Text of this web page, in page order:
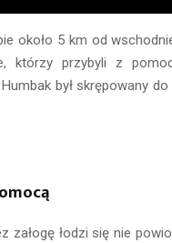
około 5 km od
którzy przybyli z
Humbak był skrępowany
łodzi się nie